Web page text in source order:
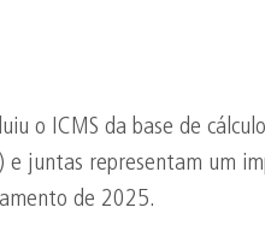
o ICMS da base de
e juntas representam um
de 2025.